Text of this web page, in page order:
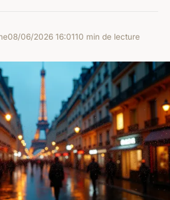
08/06/2026 16:0110 min de lecture